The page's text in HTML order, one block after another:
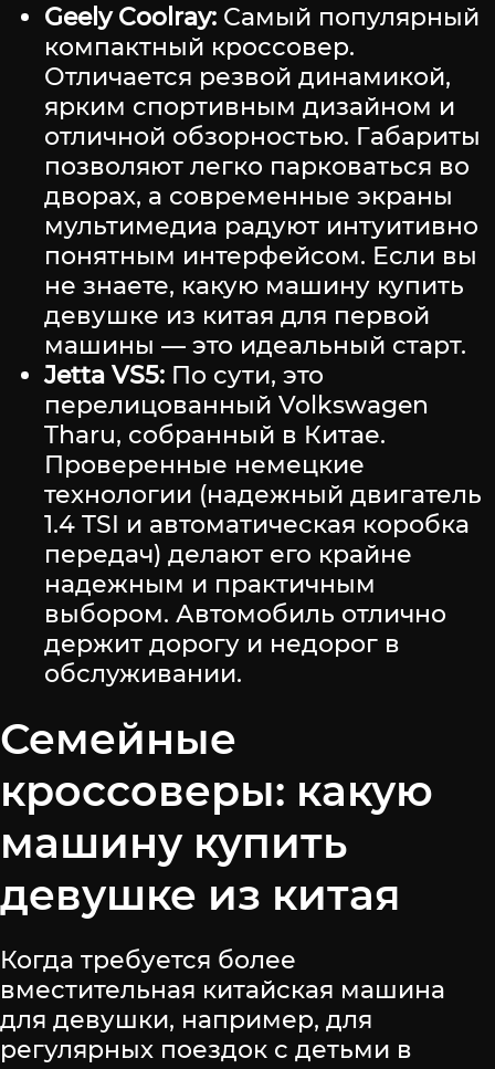
Geely Coolray: Самый популярный
компактный кроссовер.
Отличается резвой динамикой,
ярким спортивным дизайном и
отличной обзорностью. Габариты
позволяют легко парковаться во
дворах, а современные экраны
мультимедиа радуют интуитивно
понятным интерфейсом. Если вы
не знаете, какую машину купить
девушке из китая для первой
машины — это идеальный старт.
Jetta VS5: По сути, это
перелицованный Volkswagen
Tharu, собранный в Китае.
Проверенные немецкие
технологии (надежный двигатель
1.4 TSI и автоматическая коробка
передач) делают его крайне
надежным и практичным
выбором. Автомобиль отлично
держит дорогу и недорог в
обслуживании.
Семейные
кроссоверы: какую
машину купить
девушке из китая
Когда требуется более
вместительная китайская машина
для девушки, например, для
регулярных поездок с детьми в